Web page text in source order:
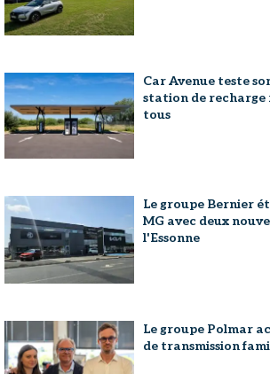
Car Avenue teste
station de recharge
tous
Le groupe Bernier
MG avec deux
l'Essonne
Le groupe Polmar
de transmission